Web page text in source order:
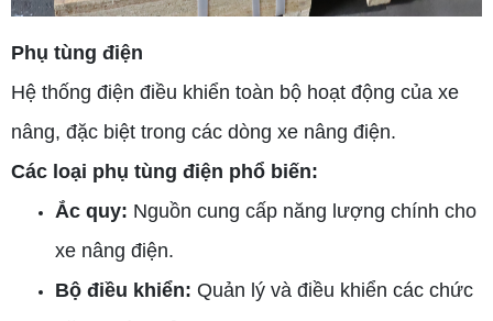
Phụ tùng điện
Hệ thống điện điều khiển toàn bộ hoạt động của xe
nâng, đặc biệt trong các dòng xe nâng điện.
Các loại phụ tùng điện phổ biến:
Ắc quy: Nguồn cung cấp năng lượng chính cho
xe nâng điện.
Bộ điều khiển: Quản lý và điều khiển các chức